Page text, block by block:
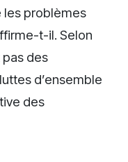
les problèmes
t-il. Selon
des
d’ensemble
des